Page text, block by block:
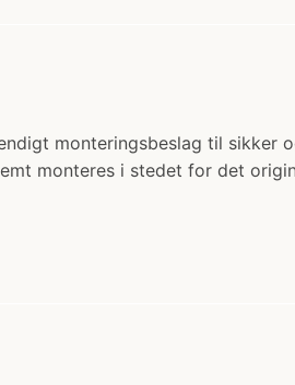
monteringsbeslag til
monteres i stedet for det